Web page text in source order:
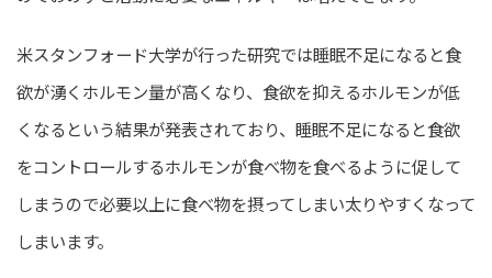
米スタンフォード大学が行った研究では睡眠不足になると食
欲が湧くホルモン量が高くなり、食欲を抑えるホルモンが低
くなるという結果が発表されており、睡眠不足になると食欲
をコントロールするホルモンが食べ物を食べるように促して
しまうので必要以上に食べ物を摂ってしまい太りやすくなって
しまいます。